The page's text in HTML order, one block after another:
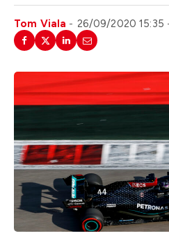
Tom Viala 26/09/2020 15:35